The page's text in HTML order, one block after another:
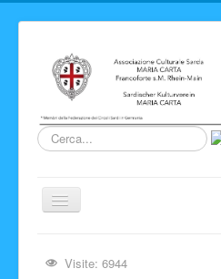
Cerca...
Cambia
Visite: 6944